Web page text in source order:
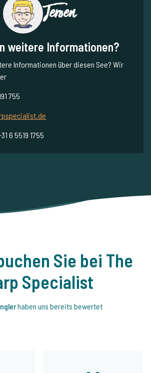
Jeroen
weitere Informationen?
Informationen über diesen See? Wir
755
6 5519 1755
Sie bei The
Specialist
haben uns bereits bewertet